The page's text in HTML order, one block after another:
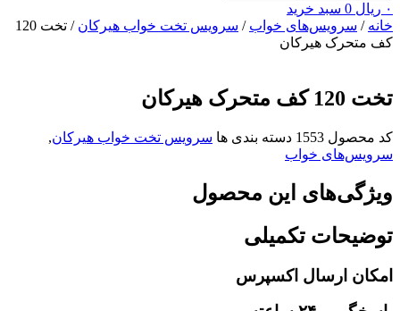
۰ ریال 0 سبد خرید
خانه / سرویس‌های خواب / سرویس تخت خواب هیرکان
/ تخت 120
کف متحرک هیرکان
تخت 120 کف متحرک هیرکان
کد محصول 1553 دسته بندی ها سرویس تخت خواب هیرکان,
سرویس‌های خواب
ویژگی‌های این محصول
توضیحات تکمیلی
امکان ارسال اکسپرس